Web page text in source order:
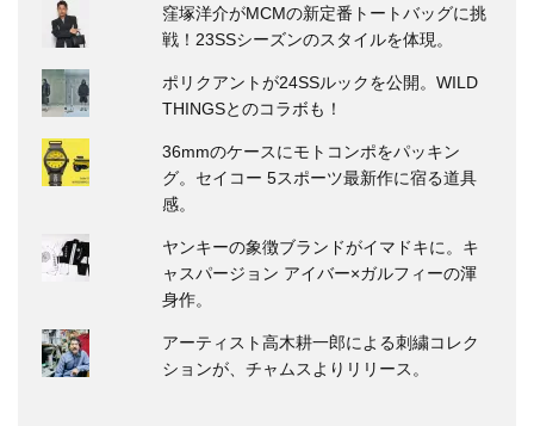
窪塚洋介がMCMの新定番トートバッグに挑
戦！23SSシーズンのスタイルを体現。
ポリクアントが24SSルックを公開。WILD
THINGSとのコラボも！
36mmのケースにモトコンポをパッキン
グ。セイコー 5スポーツ最新作に宿る道具
感。
ヤンキーの象徴ブランドがイマドキに。キ
ャスパージョン アイバー×ガルフィーの渾
身作。
アーティスト高木耕一郎による刺繍コレク
ションが、チャムスよりリリース。